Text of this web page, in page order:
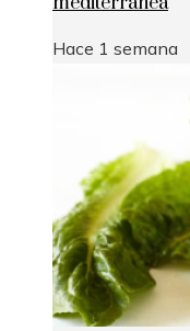
Hace 1 semana